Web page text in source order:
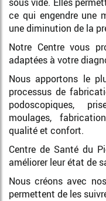
ce qui engendre une
une diminution de la
Notre Centre vous
adaptées à votre
Nous apportons le
processus de
podoscopiques,
moulages,
qualité et confort.
Centre de Santé du
améliorer leur état de
Nous créons avec
permettent de les